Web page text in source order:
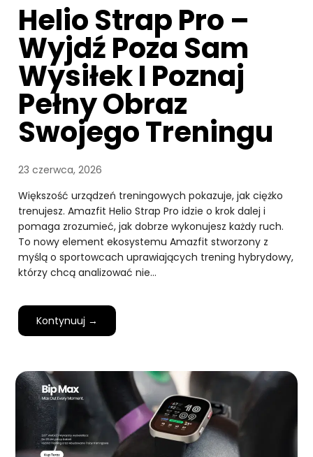
Helio Strap Pro –
Wyjdź Poza Sam
Wysiłek I Poznaj
Pełny Obraz
Swojego Treningu
23 czerwca, 2026
Większość urządzeń treningowych pokazuje, jak ciężko
trenujesz. Amazfit Helio Strap Pro idzie o krok dalej i
pomaga zrozumieć, jak dobrze wykonujesz każdy ruch.
To nowy element ekosystemu Amazfit stworzony z
myślą o sportowcach uprawiających trening hybrydowy,
którzy chcą analizować nie…
Kontynuuj →